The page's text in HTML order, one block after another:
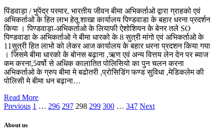
पिंडवाड़ा / भुपेंद्र परमार, भारतीय जीवन बीमा अभिकर्ताओ द्वारा ग्राहको एवं
अभिकर्ताओ के हित लाभ हेतू शाखा कार्यालय पिण्डवाडा के बहार धरना प्रदर्शन
किया । पिण्डवाड़ा-अभिकर्ताओ के लियाफी ऐशोशियन के बेनर तले SO
पिण्डवाडा के अभिकर्ताओ ने बीमा धारको के 8 सुत्री मांगो एवं अभिकर्ताओ के
11सुत्री हित लाभो को लेकर आज कार्यालय के बहार धरना प्रदशन किया गया
। जिसमे बीमा धारको के बोनस बढ़ाना ,ऋण एवं अन्य वित्तय लेन देन पर ब्याज
कम करना,5वर्षो से अधिक कालातित पोलिसियो का पुन चलन करना
अभिकर्ताओ के ग्रुप बीमा मे बढोतरी ,प्रोसिडिंग फण्ड सुविधा ,मेडिकलेम की
पोलिसी मे बीमा धन बढ़ाना…
Read More
Previous 1 … 296 297 298 299 300 … 347 Next
About us